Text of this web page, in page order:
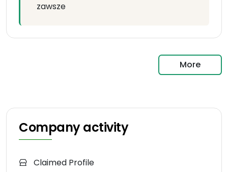
zawsze
More
Company activity
Claimed Profile